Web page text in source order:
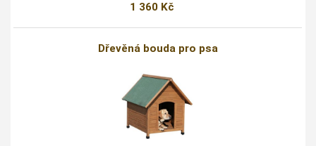
1 360 Kč
Dřevěná bouda pro psa